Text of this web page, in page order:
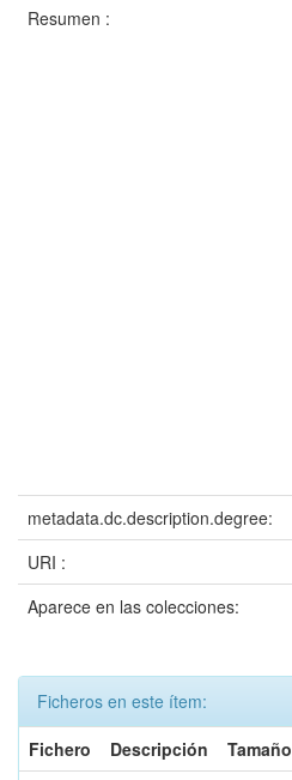
Resumen :
metadata.dc.description.degree:
URI :
Aparece en las colecciones:
Ficheros en este ítem:
Fichero
Descripción Tamaño